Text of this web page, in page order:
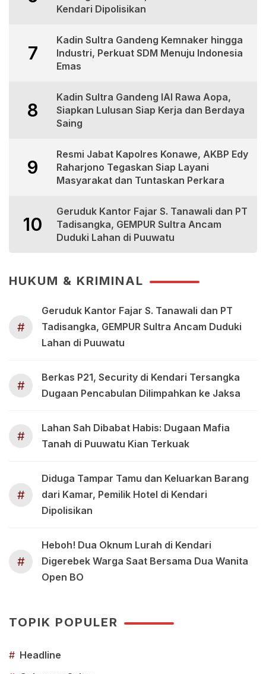
Kendari Dipolisikan
7
Kadin Sultra Gandeng Kemnaker hingga
Industri, Perkuat SDM Menuju Indonesia
Emas
8
Kadin Sultra Gandeng IAI Rawa Aopa,
Siapkan Lulusan Siap Kerja dan Berdaya
Saing
9
Resmi Jabat Kapolres Konawe, AKBP Edy
Raharjono Tegaskan Siap Layani
Masyarakat dan Tuntaskan Perkara
10
Geruduk Kantor Fajar S. Tanawali dan PT
Tadisangka, GEMPUR Sultra Ancam
Duduki Lahan di Puuwatu
HUKUM & KRIMINAL
#
Geruduk Kantor Fajar S. Tanawali dan PT
Tadisangka, GEMPUR Sultra Ancam Duduki
Lahan di Puuwatu
#
Berkas P21, Security di Kendari Tersangka
Dugaan Pencabulan Dilimpahkan ke Jaksa
#
Lahan Sah Dibabat Habis: Dugaan Mafia
Tanah di Puuwatu Kian Terkuak
#
Diduga Tampar Tamu dan Keluarkan Barang
dari Kamar, Pemilik Hotel di Kendari
Dipolisikan
#
Heboh! Dua Oknum Lurah di Kendari
Digerebek Warga Saat Bersama Dua Wanita
Open BO
TOPIK POPULER
# Headline